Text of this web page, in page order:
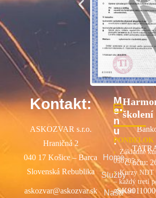
Kontakt:
ASKOZVAR s.r.o.
Hraničná 2
040 17 Košice – Barca
Slovenská Rebublika
askozvar@askozvar.sk
č. účtu:
M
e
n
u
:
Home
Služby
Naša
školení
PONDELOK
Základné
050705
Kurzy NDT
– každý tretí
mesiaci